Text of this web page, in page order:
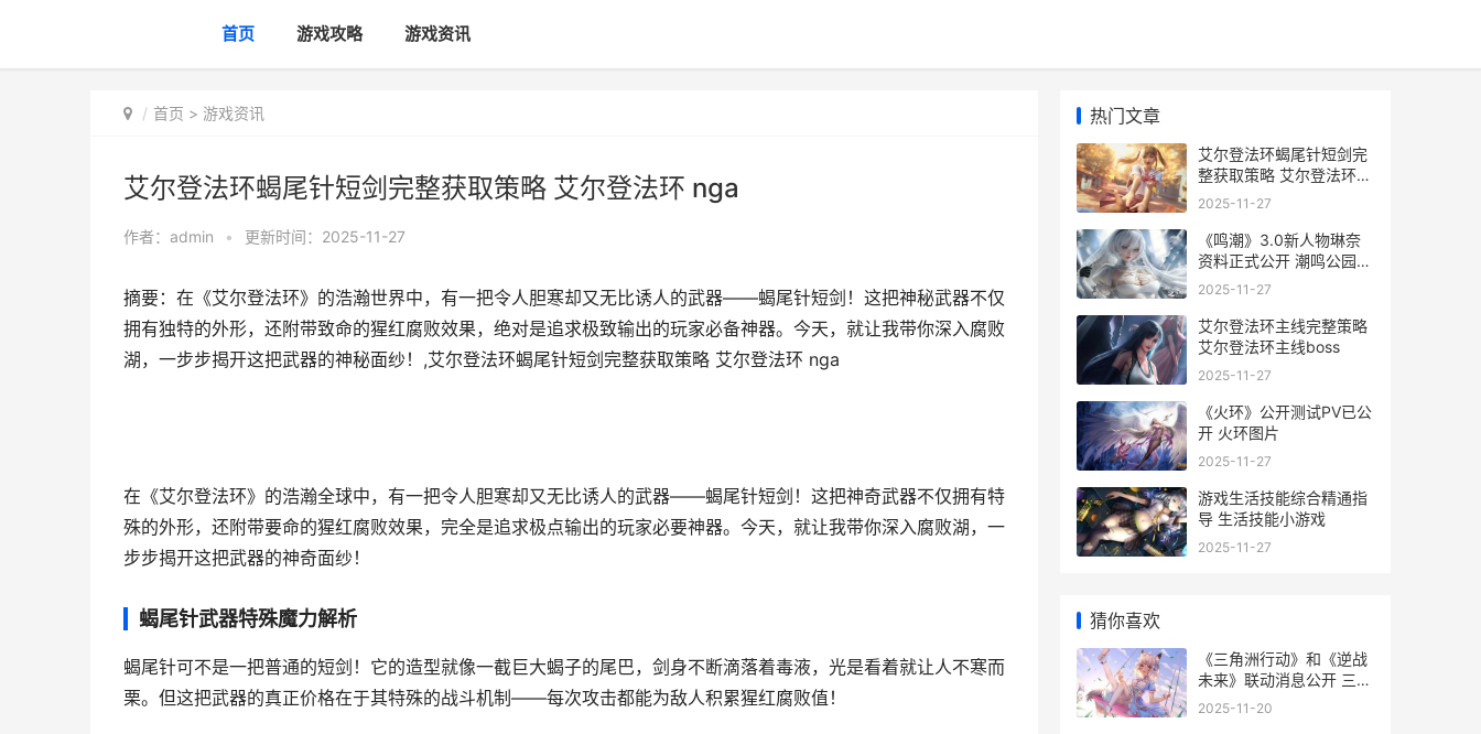
首页 游戏攻略 游戏资讯
首页 > 游戏资讯
艾尔登法环蝎尾针短剑完整获取策略 艾尔登法环 nga
作者： admin • 更新时间：2025-11-27
摘要：在《艾尔登法环》的浩瀚世界中，有一把令人胆寒却又无比诱人的武器——蝎尾针短剑！这把神秘武器不仅
拥有独特的外形，还附带致命的猩红腐败效果，绝对是追求极致输出的玩家必备神器。今天，就让我带你深入腐败
湖，一步步揭开这把武器的神秘面纱！,艾尔登法环蝎尾针短剑完整获取策略 艾尔登法环 nga
在《艾尔登法环》的浩瀚全球中，有一把令人胆寒却又无比诱人的武器——蝎尾针短剑！这把神奇武器不仅拥有特
殊的外形，还附带要命的猩红腐败效果，完全是追求极点输出的玩家必要神器。今天，就让我带你深入腐败湖，一
步步揭开这把武器的神奇面纱！
蝎尾针武器特殊魔力解析
蝎尾针可不是一把普通的短剑！它的造型就像一截巨大蝎子的尾巴，剑身不断滴落着毒液，光是看着就让人不寒而
栗。但这把武器的真正价格在于其特殊的战斗机制——每次攻击都能为敌人积累猩红腐败值！
热门文章
艾尔登法环蝎尾针短剑完
整获取策略 艾尔登法环
nga
2025-11-27
《鸣潮》3.0新人物琳奈
资料正式公开 潮鸣公园门
票
2025-11-27
艾尔登法环主线完整策略
艾尔登法环主线boss
2025-11-27
《火环》公开测试PV已公
开 火环图片
2025-11-27
游戏生活技能综合精通指
导 生活技能小游戏
2025-11-27
猜你喜欢
《三角洲行动》和《逆战
未来》联动消息公开 三角
洲行动
2025-11-20